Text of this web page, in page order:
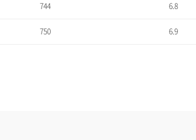
744 6.8
750 6.9